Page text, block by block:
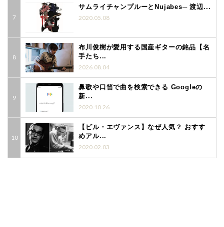
サムライチャンプルーとNujabes─ 渡辺...
2020.05.08
布川俊樹が愛用する国産ギターの銘品【名
手たち...
2026.08.04
鼻歌や口笛で曲を検索できる Googleの
新...
2020.10.26
【ビル・エヴァンス】なぜ人気？ おすす
めアル...
2020.02.03